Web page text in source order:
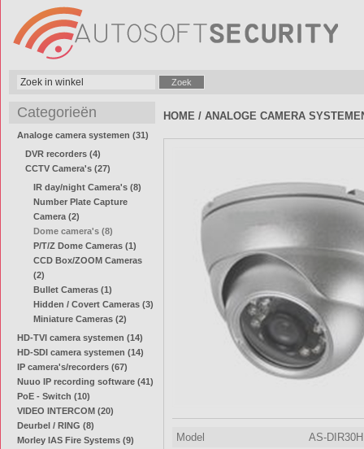
Categorieën
Analoge camera systemen (31)
DVR recorders (4)
CCTV Camera's (27)
IR day/night Camera's (8)
Number Plate Capture
Camera (2)
Dome camera's (8)
P/T/Z Dome Cameras (1)
CCD Box/ZOOM Cameras
(2)
Bullet Cameras (1)
Hidden / Covert Cameras (3)
Miniature Cameras (2)
HD-TVI camera systemen (14)
HD-SDI camera systemen (14)
IP camera's/recorders (67)
Nuuo IP recording software (41)
PoE - Switch (10)
VIDEO INTERCOM (20)
Deurbel / RING (8)
Morley IAS Fire Systems (9)
HOME / ANALOGE CAMERA
Model
AS-